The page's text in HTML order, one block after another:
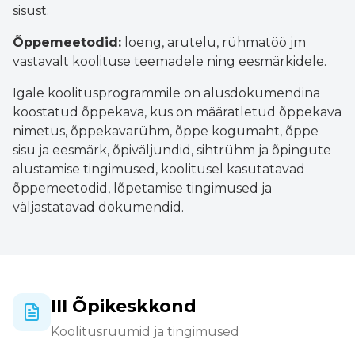
sisust.
Õppemeetodid: loeng, arutelu, rühmatöö jm
vastavalt koolituse teemadele ning eesmärkidele.
Igale koolitusprogrammile on alusdokumendina
koostatud õppekava, kus on määratletud õppekava
nimetus, õppekavarühm, õppe kogumaht, õppe
sisu ja eesmärk, õpiväljundid, sihtrühm ja õpingute
alustamise tingimused, koolitusel kasutatavad
õppemeetodid, lõpetamise tingimused ja
väljastatavad dokumendid.
III Õpikeskkond
Koolitusruumid ja tingimused